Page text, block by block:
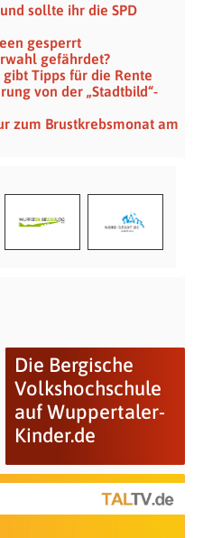
sollte ihr die SPD
gesperrt
gefährdet?
Tipps für die Rente
von der „Stadtbild“-
zum Brustkrebsmonat am
Die Bergische
Volkshochschule
auf Wuppertaler-
Kinder.de